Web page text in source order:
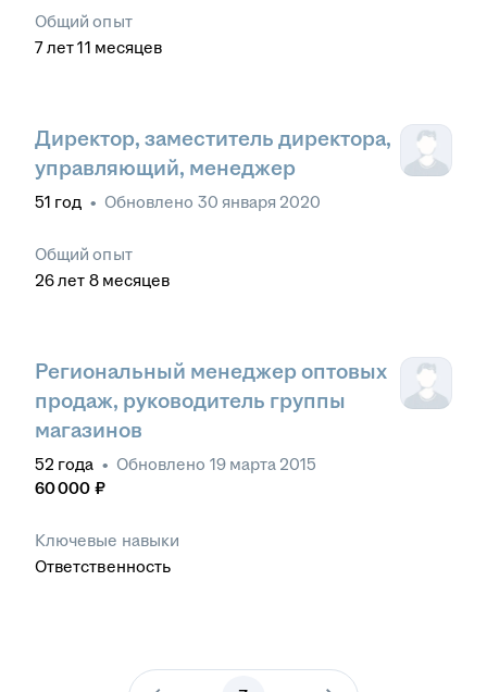
Общий опыт
7лет 11 месяцев
Директор, заместитель директора,
управляющий, менеджер
51 год • Обновлено 30 января 2020
Общий опыт
26лет 8 месяцев
Региональный менеджер оптовых
продаж, руководитель группы
магазинов
52 года • Обновлено 19 марта 2015
60 000 ₽
Ключевые навыки
Ответственность